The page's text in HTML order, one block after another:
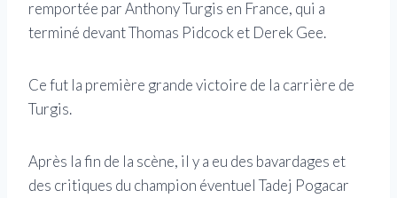
remportée par Anthony Turgis en France, qui a
terminé devant Thomas Pidcock et Derek Gee.
Ce fut la première grande victoire de la carrière de
Turgis.
Après la fin de la scène, il y a eu des bavardages et
des critiques du champion éventuel Tadej Pogacar